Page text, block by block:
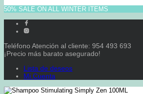
50% SALE ON ALL WINTER ITEMS
Teléfono Atención al cliente: 954 493 693
¡Precio más barato asegurado!
Lista de deseos
Mi Cuenta